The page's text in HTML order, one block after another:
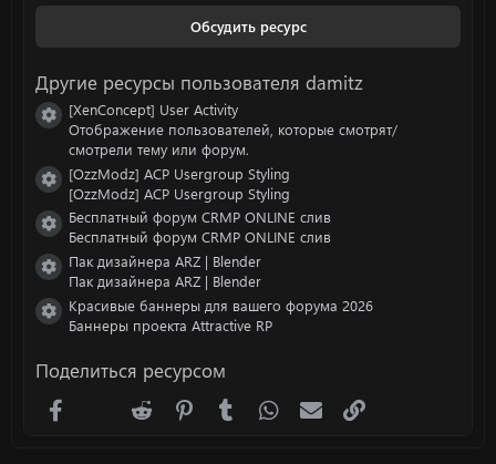
Обсудить ресурс
Другие ресурсы пользователя damitz
Иконка ресурса
[XenConcept] User Activity
Отображение пользователей, которые смотрят/
смотрели тему или форум.
Иконка ресурса
[OzzModz] ACP Usergroup Styling
[OzzModz] ACP Usergroup Styling
Иконка ресурса
Бесплатный форум CRMP ONLINE слив
Бесплатный форум CRMP ONLINE слив
Иконка ресурса
Пак дизайнера ARZ | Blender
Пак дизайнера ARZ | Blender
Иконка ресурса
Красивые баннеры для вашего форума 2026
Баннеры проекта Attractive RP
Поделиться ресурсом
FacebookX (Twitter)
Reddit PinterestTumblr WhatsAppЭлектронная почта